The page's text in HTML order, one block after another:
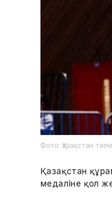
Фото: Қазақстан
Қазақстан
медаліне қол